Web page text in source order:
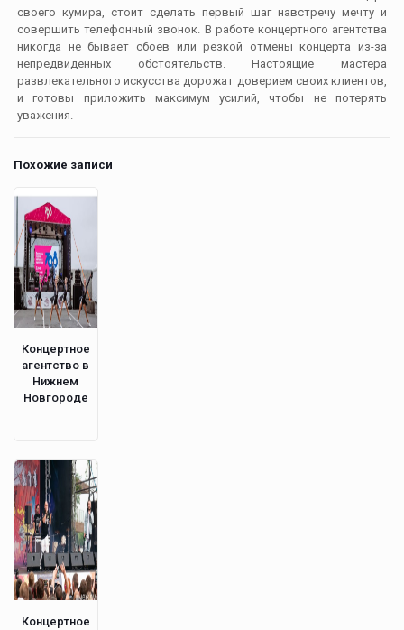
своего кумира, стоит сделать первый шаг навстречу мечту и
совершить телефонный звонок. В работе концертного агентства
никогда не бывает сбоев или резкой отмены концерта из-за
непредвиденных обстоятельств. Настоящие мастера
развлекательного искусства дорожат доверием своих клиентов,
и готовы приложить максимум усилий, чтобы не потерять
уважения.
Похожие записи
Концертное
агентство в
Нижнем
Новгороде
Концертное